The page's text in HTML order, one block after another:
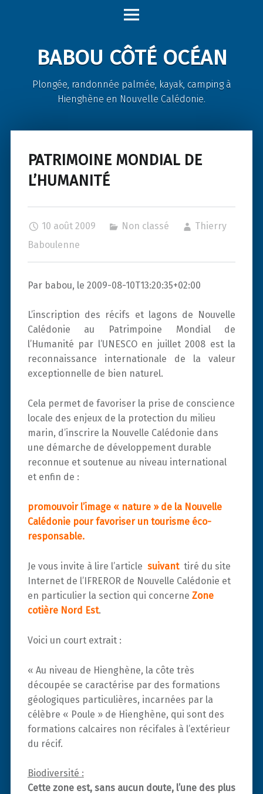
navigation
BABOU CÔTÉ OCÉAN
Plongée, randonnée palmée, kayak, camping à
Hienghène en Nouvelle Calédonie.
PATRIMOINE MONDIAL DE
L’HUMANITÉ
10 août 2009 Non classé
Thierry
Baboulenne
Par babou, le 2009-08-10T13:20:35+02:00
L’inscription des récifs et lagons de Nouvelle
Calédonie au Patrimpoine Mondial de
l’Humanité par l’UNESCO en juillet 2008 est la
reconnaissance internationale de la valeur
exceptionnelle de bien naturel.
Cela permet de favoriser la prise de conscience
locale des enjeux de la protection du milieu
marin, d’inscrire la Nouvelle Calédonie dans
une démarche de développement durable
reconnue et soutenue au niveau international
et enfin de :
promouvoir l’image « nature » de la Nouvelle
Calédonie pour favoriser un tourisme éco-
responsable.
Je vous invite à lire l’article suivanttiré du site
Internet de l’IFREROR de Nouvelle Calédonie et
en particulier la section qui concerne Zone
cotière Nord Est.
Voici un court extrait :
« Au niveau de Hienghène, la côte très
découpée se caractérise par des formations
géologiques particulières, incarnées par la
célèbre « Poule » de Hienghène, qui sont des
formations calcaires non récifales à l’extérieur
du récif.
Biodiversité :
Cette zone est, sans aucun doute, l’une des plus